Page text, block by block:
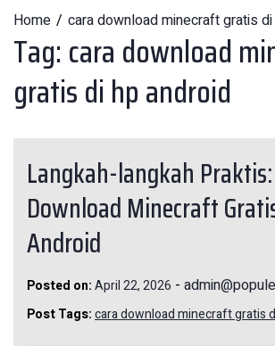
Home cara download minecraft gratis
Tag:cara download
gratis di hp android
Langkah-langkah Praktis:
Download Minecraft
Android
Posted on:April 22, 2026 -
Post Tags:cara download minecraft gratis